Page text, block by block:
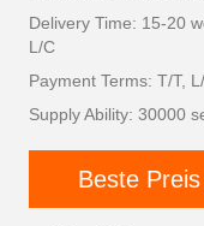
Delivery Time: 15-20
L/C
Payment Terms: T/T,
Supply Ability: 30000
Beste